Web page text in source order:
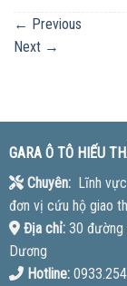
← Previous
Next →
GARA Ô TÔ HIẾU
Chuyên:Lĩnh vực
đơn vị cứu hộ giao
Địa chỉ:30 đường
Dương
Hotline: